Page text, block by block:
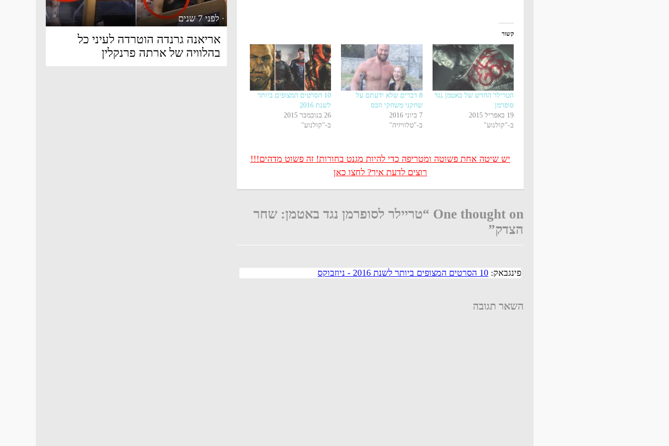
קשור
הטרילר החדש של באטמן נגד
סופרמן
19 באפריל 2015
ב-"קולנוע"
8 דברים שלא ידעתם על
שחקני משחקי הכס
7 ביוני 2016
ב-"טלוויזיה"
10 הסרטים המצופים ביותר
לשנת 2016
26 בנובמבר 2015
ב-"קולנוע"
יש שיטה אחת פשוטה ומטריפה כדי להיות מגנט בחורות! זה פשוט מדהים!!!
רוצים לדעת איך? לחצו כאן
One thought on “טריילר לסופרמן נגד באטמן: שחר
הצדק”
פינגבאק: 10 הסרטים המצופים ביותר לשנת 2016 - ניוזבוקס
השאר תגובה
· לפני 7 שנים
אריאנה גרנדה הוטרדה לעיני כל
בהלוויה של ארתה פרנקלין